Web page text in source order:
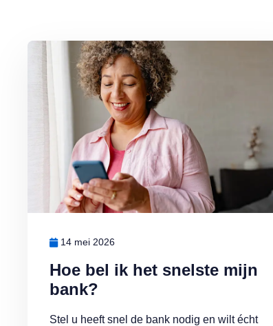
Hoe bel ik het snelste mijn
bank?
14 mei 2026
Stel u heeft snel de bank nodig en wilt écht
Lees meer over Hoe bel ik het snelste mijn bank?